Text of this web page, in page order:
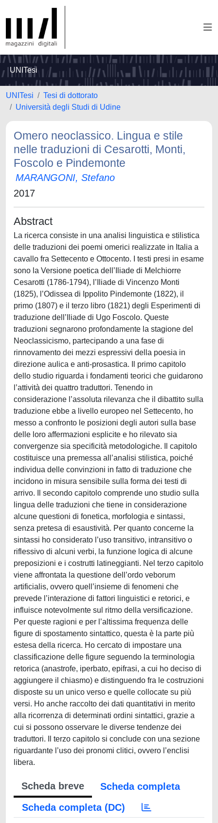
UNITesi
UNITesi
Tesi di dottorato
Università degli Studi di Udine
Omero neoclassico. Lingua e stile
nelle traduzioni di Cesarotti, Monti,
Foscolo e Pindemonte
MARANGONI, Stefano
2017
Abstract
La ricerca consiste in una analisi linguistica e stilistica
delle traduzioni dei poemi omerici realizzate in Italia a
cavallo fra Settecento e Ottocento. I testi presi in esame
sono la Versione poetica dell’Iliade di Melchiorre
Cesarotti (1786-1794), l’Iliade di Vincenzo Monti
(1825), l’Odissea di Ippolito Pindemonte (1822), il
primo (1807) e il terzo libro (1821) degli Esperimenti di
traduzione dell’Iliade di Ugo Foscolo. Queste
traduzioni segnarono profondamente la stagione del
Neoclassicismo, partecipando a una fase di
rinnovamento dei mezzi espressivi della poesia in
direzione aulica e anti-prosastica. Il primo capitolo
dello studio riguarda i fondamenti teorici che guidarono
l’attività dei quattro traduttori. Tenendo in
considerazione l’assoluta rilevanza che il dibattito sulla
traduzione ebbe a livello europeo nel Settecento, ho
messo a confronto le posizioni degli autori sulla base
delle loro affermazioni esplicite e ho rilevato sia
convergenze sia specificità metodologiche. Il capitolo
costituisce una premessa all’analisi stilistica, poiché
individua delle convinzioni in fatto di traduzione che
incidono in misura sensibile sulla forma dei testi di
arrivo. Il secondo capitolo comprende uno studio sulla
lingua delle traduzioni che tiene in considerazione
alcune questioni di fonetica, morfologia e sintassi,
senza pretesa di esaustività. Per quanto concerne la
sintassi ho considerato l’uso transitivo, intransitivo o
riflessivo di alcuni verbi, la funzione logica di alcune
preposizioni e i costrutti latineggianti. Nel terzo capitolo
viene affrontata la questione dell’ordo veborum
artificialis, ovvero quell’insieme di fenomeni che
prevede l’interazione di fattori linguistici e retorici, e
influisce notevolmente sul ritmo della versificazione.
Per queste ragioni e per l’altissima frequenza delle
figure di spostamento sintattico, questa è la parte più
estesa della ricerca. Ho cercato di impostare una
classificazione delle figure seguendo la terminologia
retorica (anastrofe, iperbato, epifrasi, a cui ho deciso di
aggiungere il chiasmo) e distinguendo fra le costruzioni
disposte su un unico verso e quelle collocate su più
versi. Ho anche raccolto dei dati quantitativi in merito
alla ricorrenza di determinati ordini sintattici, grazie a
cui si possono osservare le diverse tendenze dei
traduttori. Il terzo capitolo si conclude con una sezione
riguardante l’uso dei pronomi clitici, ovvero l’enclisi
libera.
Scheda breve
Scheda completa
Scheda completa (DC)